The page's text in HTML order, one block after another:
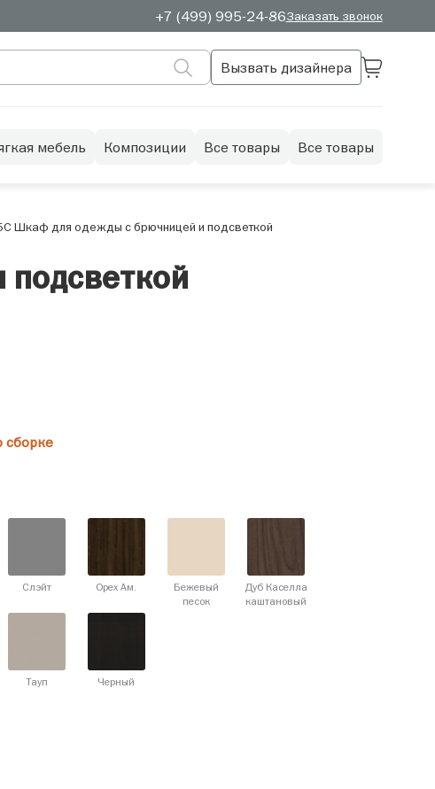
+7 (499) 995-24-86Заказать звонок
Вызвать дизайнера
мебель Композиции Все товары Все товары
Шкаф для одежды с брючницей и подсветкой
сборке
Слэйт Орех Ам.
Бежевый
песок
Дуб Каселла
каштановый
Тауп Черный